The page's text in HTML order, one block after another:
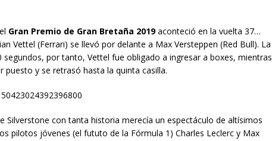
Gran Premio de Gran Bretaña 2019aconteció en la vuelta 37…
Vettel (Ferrari) se llevó por delante a Max Versteppen (Red Bull). La
por tanto, Vettel fue obligado a ingresar a boxes, mientras
puesto y se retrasó hasta la quinta casilla.
Silverstone con tanta historia merecía un espectáculo de altísimos
pilotos jóvenes (el fututo de la Fórmula 1) Charles Leclerc y Max